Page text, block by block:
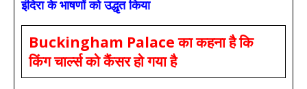
इंदिरा के भाषणों को उद्धृत किया
Buckingham Palace का कहना है कि
किंग चार्ल्स को कैंसर हो गया है